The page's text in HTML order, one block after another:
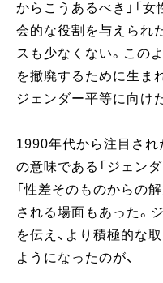
からこうあるべき」「女
会的な役割を与えられ
スも少なくない。この
を撤廃するために生ま
ジェンダー平等に向け
1990年代から注目され
の意味である「ジェン
「性差そのものからの
される場面もあった。
を伝え、より積極的な
ようになったのが、